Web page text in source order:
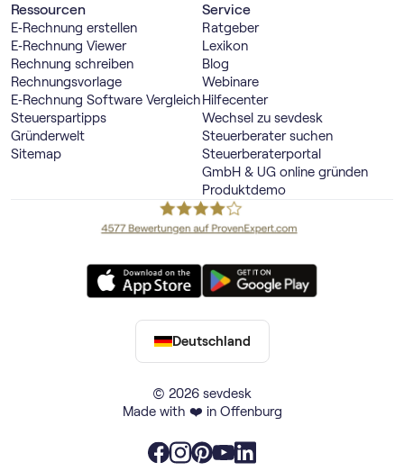
Ressourcen
E‑Rechnung erstellen
E‑Rechnung Viewer
Rechnung schreiben
Rechnungsvorlage
E‑Rechnung Software Vergleich
Steuerspartipps
Gründerwelt
Sitemap
Service
Ratgeber
Lexikon
Blog
Webinare
Hilfecenter
Wechsel zu sevdesk
Steuerberater suchen
Steuerberaterportal
GmbH & UG online gründen
Produktdemo
© 2026 sevdesk
Made with ❤️ in Offenburg
Deutschland